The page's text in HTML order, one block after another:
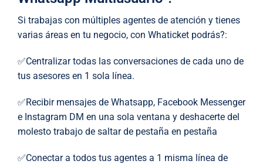
Si trabajas con múltiples agentes de atención y tienes
varias áreas en tu negocio, con Whaticket podrás?:
✅Centralizar todas las conversaciones de cada uno de
tus asesores en 1 sola línea.
✅Recibir mensajes de Whatsapp, Facebook Messenger
e Instagram DM en una sola ventana y deshacerte del
molesto trabajo de saltar de pestaña en pestaña
✅Conectar a todos tus agentes a 1 misma línea de